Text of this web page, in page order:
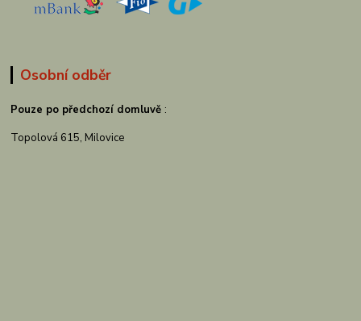
Osobní odběr
Pouze po předchozí domluvě :
Topolová 615, Milovice